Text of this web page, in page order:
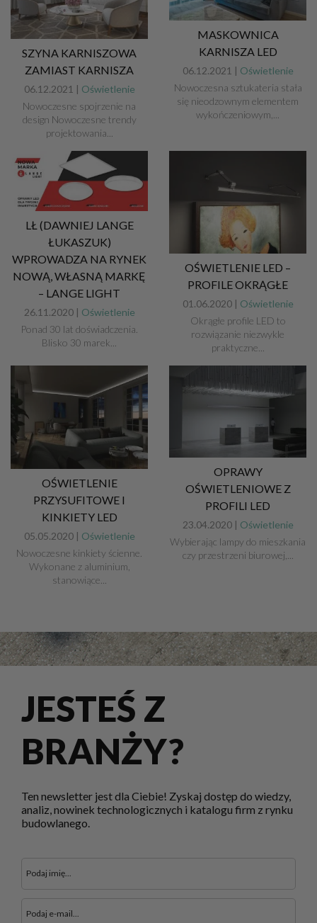
SZYNA KARNISZOWA
ZAMIAST KARNISZA
06.12.2021 | Oświetlenie
Nowoczesne spojrzenie na
design Nowoczesne trendy
projektowania...
MASKOWNICA
KARNISZA LED
06.12.2021 | Oświetlenie
Nowoczesna sztukateria stała
się nieodzownym elementem
wykończeniowym,...
LŁ (DAWNIEJ LANGE
ŁUKASZUK)
WPROWADZA NA RYNEK
NOWĄ, WŁASNĄ MARKĘ
– LANGE LIGHT
26.11.2020 | Oświetlenie
Ponad 30 lat doświadczenia.
Blisko 30 marek...
OŚWIETLENIE LED –
PROFILE OKRĄGŁE
01.06.2020 | Oświetlenie
Okrągłe profile LED to
rozwiązanie niezwykle
praktyczne...
OŚWIETLENIE
PRZYSUFITOWE I
KINKIETY LED
05.05.2020 | Oświetlenie
Nowoczesne kinkiety ścienne.
Wykonane z aluminium,
stanowiące...
OPRAWY
OŚWIETLENIOWE Z
PROFILI LED
23.04.2020 | Oświetlenie
Wybierając lampy do mieszkania
czy przestrzeni biurowej,...
JESTEŚ Z
BRANŻY?
Ten newsletter jest dla Ciebie! Zyskaj dostęp do wiedzy,
analiz, nowinek technologicznych i katalogu firm z rynku
budowlanego.